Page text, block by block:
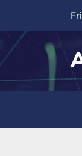
content